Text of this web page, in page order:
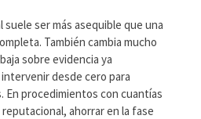
ser más asequible que una
También cambia mucho
sobre evidencia ya
desde cero para
En procedimientos con cuantías
ahorrar en la fase